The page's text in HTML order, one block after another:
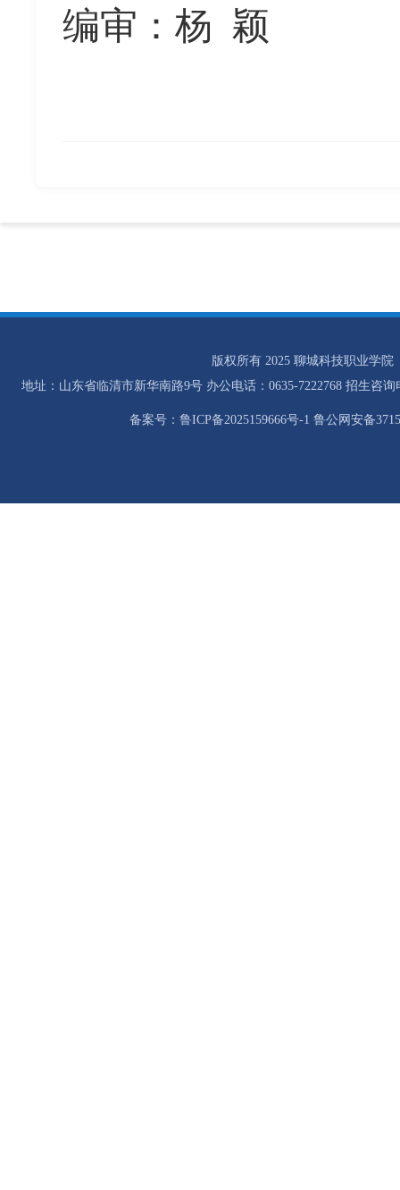
编审：杨 颖
版权所有 2025 聊城科技职业学院
地址：山东省临清市新华南路9号 办公电话：0635-7222768 招生咨询
备案号：鲁ICP备2025159666号-1 鲁公网安备